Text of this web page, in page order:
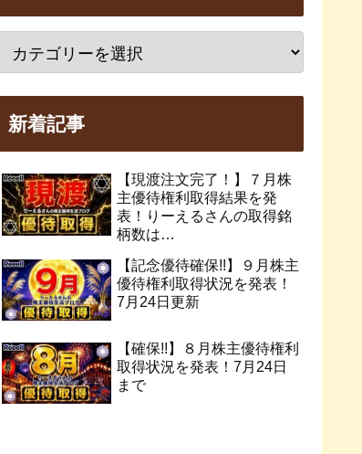
新着記事
【現渡注文完了！】７月株
主優待権利取得結果を発
表！りーえるさんの取得銘
柄数は…
【記念優待確保!!】９月株主
優待権利取得状況を発表！
7月24日更新
【確保!!】８月株主優待権利
取得状況を発表！7月24日
まで